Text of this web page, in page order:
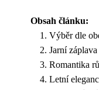
Obsah článku:
Výběr dle
Jarní
Romantika
Letní